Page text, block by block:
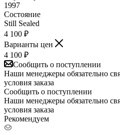
1997
Состояние
Still Sealed
4 100 ₽
Варианты цен
4 100 ₽
Сообщить о поступлении
Наши менеджеры обязательно
условия заказа
Сообщить о поступлении
Наши менеджеры обязательно
условия заказа
Рекомендуем